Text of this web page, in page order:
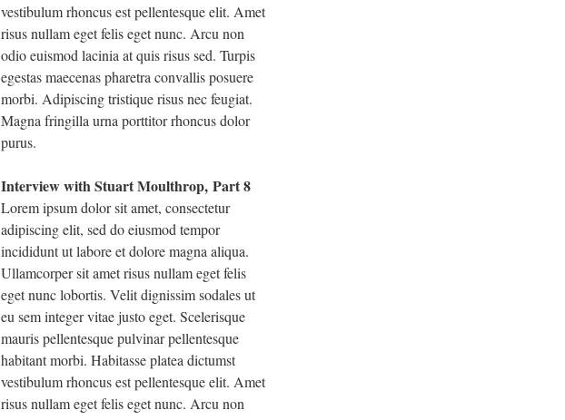
vestibulum rhoncus est pellentesque elit. Amet
risus nullam eget felis eget nunc. Arcu non
odio euismod lacinia at quis risus sed. Turpis
egestas maecenas pharetra convallis posuere
morbi. Adipiscing tristique risus nec feugiat.
Magna fringilla urna porttitor rhoncus dolor
purus.
Interview with Stuart Moulthrop, Part 8
Lorem ipsum dolor sit amet, consectetur
adipiscing elit, sed do eiusmod tempor
incididunt ut labore et dolore magna aliqua.
Ullamcorper sit amet risus nullam eget felis
eget nunc lobortis. Velit dignissim sodales ut
eu sem integer vitae justo eget. Scelerisque
mauris pellentesque pulvinar pellentesque
habitant morbi. Habitasse platea dictumst
vestibulum rhoncus est pellentesque elit. Amet
risus nullam eget felis eget nunc. Arcu non